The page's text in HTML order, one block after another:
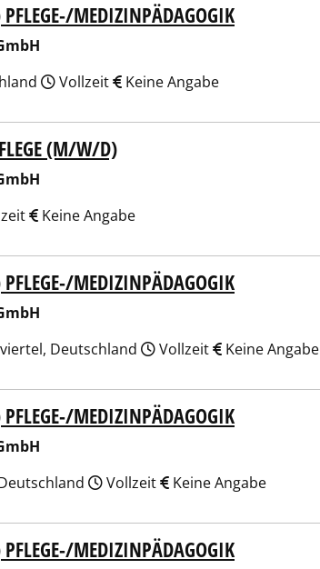
MEDIZINPÄDAGOGIK
Vollzeit Keine Angabe
(M/W/D)
Keine Angabe
MEDIZINPÄDAGOGIK
Deutschland
Vollzeit Keine Angabe
MEDIZINPÄDAGOGIK
Vollzeit Keine Angabe
MEDIZINPÄDAGOGIK